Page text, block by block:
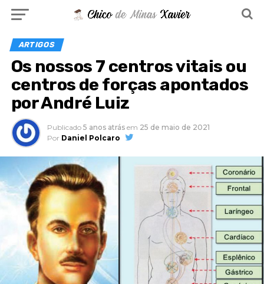
ARTIGOS
Os nossos 7 centros vitais ou
centros de forças apontados
por André Luiz
Publicado 5 anos atrás em 25 de maio de 2021
Por Daniel Polcaro